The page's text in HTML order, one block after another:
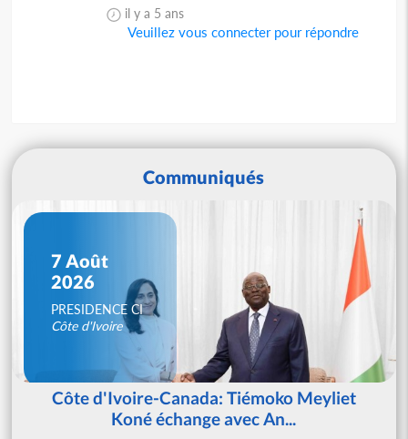
il y a 5 ans
Veuillez vous connecter pour répondre
Communiqués
7 Août
2026
PRESIDENCE CI
Côte d'Ivoire
Côte d'Ivoire-Canada: Tiémoko Meyliet
Koné échange avec An...